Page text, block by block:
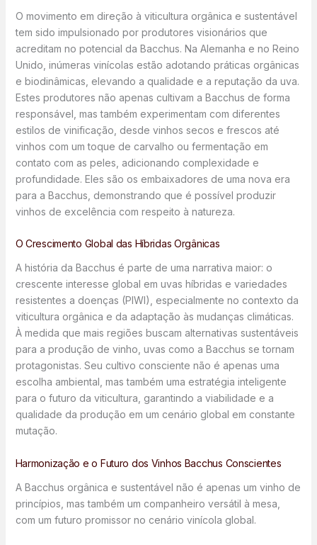
O movimento em direção à viticultura orgânica e sustentável
tem sido impulsionado por produtores visionários que
acreditam no potencial da Bacchus. Na Alemanha e no Reino
Unido, inúmeras vinícolas estão adotando práticas orgânicas
e biodinâmicas, elevando a qualidade e a reputação da uva.
Estes produtores não apenas cultivam a Bacchus de forma
responsável, mas também experimentam com diferentes
estilos de vinificação, desde vinhos secos e frescos até
vinhos com um toque de carvalho ou fermentação em
contato com as peles, adicionando complexidade e
profundidade. Eles são os embaixadores de uma nova era
para a Bacchus, demonstrando que é possível produzir
vinhos de excelência com respeito à natureza.
O Crescimento Global das Híbridas Orgânicas
A história da Bacchus é parte de uma narrativa maior: o
crescente interesse global em uvas híbridas e variedades
resistentes a doenças (PIWI), especialmente no contexto da
viticultura orgânica e da adaptação às mudanças climáticas.
À medida que mais regiões buscam alternativas sustentáveis
para a produção de vinho, uvas como a Bacchus se tornam
protagonistas. Seu cultivo consciente não é apenas uma
escolha ambiental, mas também uma estratégia inteligente
para o futuro da viticultura, garantindo a viabilidade e a
qualidade da produção em um cenário global em constante
mutação.
Harmonização e o Futuro dos Vinhos Bacchus Conscientes
A Bacchus orgânica e sustentável não é apenas um vinho de
princípios, mas também um companheiro versátil à mesa,
com um futuro promissor no cenário vinícola global.